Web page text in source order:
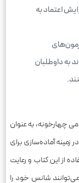
اعتماد به
به داوطلبان
چهارخونه، به عنوان
زمینه آماده‌سازی برای
از این کتاب و رعایت
شانس خود را